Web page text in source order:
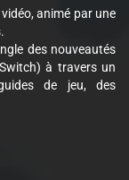
animé par une
des nouveautés
à travers un
de jeu, des